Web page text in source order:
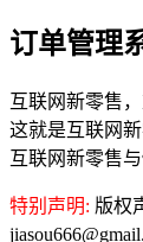
订单管理
互联网新零售
这就是互联网
互联网新零售
特别声明: 版权